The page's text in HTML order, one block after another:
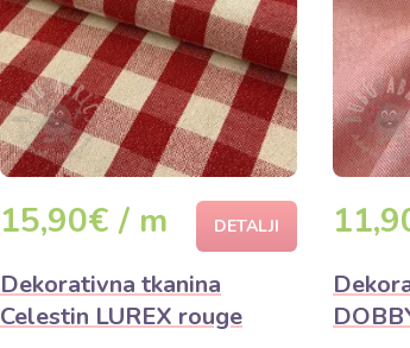
15,90€ / m DETALJI
Dekorativna tkanina
Celestin LUREX rouge